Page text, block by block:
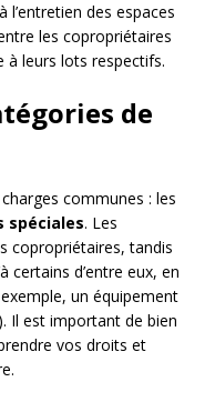
l’entretien des espaces
les copropriétaires
leurs lots respectifs.
de
communes : les
spéciales. Les
copropriétaires, tandis
certains d’entre eux, en
un équipement
Il est important de bien
vos droits et